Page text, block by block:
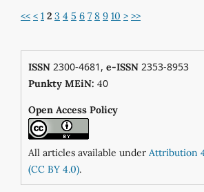
<< < 1 2 3 4 5 6 7 8 9 10 > >>
ISSN2300-4681, e-ISSN2353-8953
Punkty MEiN: 40
Open Access Policy
All articles available under Attribution
(CC BY 4.0).